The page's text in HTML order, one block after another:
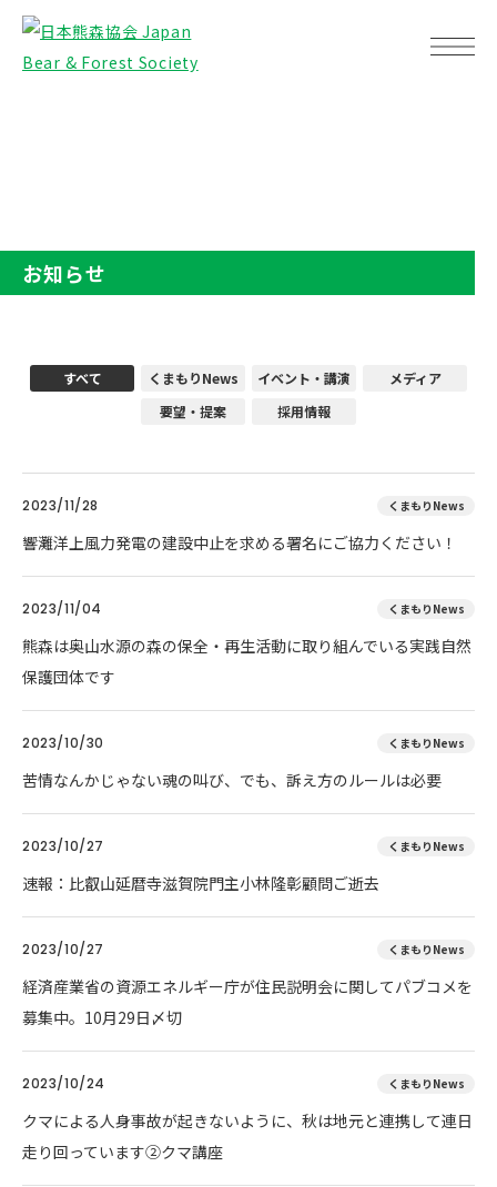
お知らせ
すべて くまもりNews イベント・講演
メディア
要望・提案
採用情報
2023/11/28 くまもりNews
響灘洋上風力発電の建設中止を求める署名にご協力ください！
2023/11/04 くまもりNews
熊森は奥山水源の森の保全・再生活動に取り組んでいる実践自然
保護団体です
2023/10/30 くまもりNews
苦情なんかじゃない魂の叫び、でも、訴え方のルールは必要
2023/10/27 くまもりNews
速報：比叡山延暦寺滋賀院門主小林隆彰顧問ご逝去
2023/10/27 くまもりNews
経済産業省の資源エネルギー庁が住民説明会に関してパブコメを
募集中。10月29日〆切
2023/10/24 くまもりNews
クマによる人身事故が起きないように、秋は地元と連携して連日
走り回っています②クマ講座